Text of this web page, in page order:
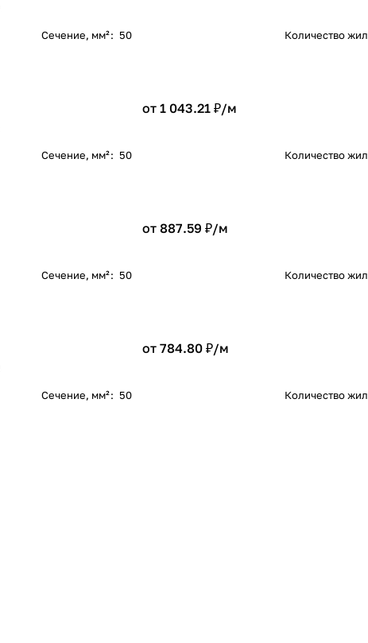
Сечение, мм²: 50 Количество жил
от 1 043.21 ₽/м
Сечение, мм²: 50 Количество жил
от 887.59 ₽/м
Сечение, мм²: 50 Количество жил
от 784.80 ₽/м
Сечение, мм²: 50 Количество жил